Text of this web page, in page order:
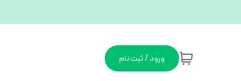
ورود / ثبت نام